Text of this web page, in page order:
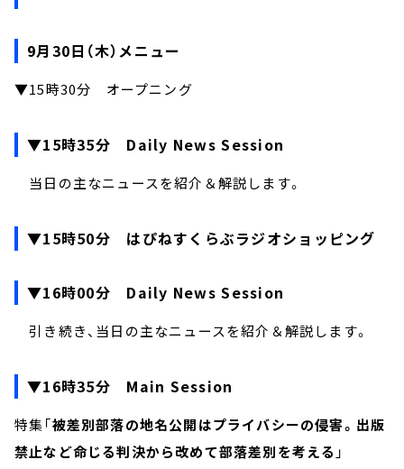
9月30日（木）メニュー
▼15時30分 オープニング
▼15時35分 Daily News Session
当日の主なニュースを紹介＆解説します。
▼15時50分 はぴねすくらぶラジオショッピング
▼16時00分 Daily News Session
引き続き、当日の主なニュースを紹介＆解説します。
▼16時35分 Main Session
特集「被差別部落の地名公開はプライバシーの侵害。出版
禁止など命じる判決から改めて部落差別を考える 」